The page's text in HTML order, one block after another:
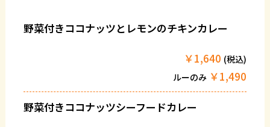
野菜付きココナッツとレモンのチキンカレー
￥1,640 (税込)
ルーのみ ￥1,490
野菜付きココナッツシーフードカレー